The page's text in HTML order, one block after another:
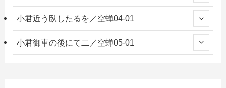
小君近う臥したるを／空蝉04-01
小君御車の後にて二／空蝉05-01